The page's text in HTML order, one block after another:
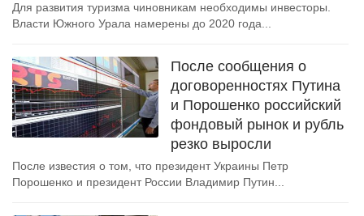
Для развития туризма чиновникам необходимы инвесторы.
Власти Южного Урала намерены до 2020 года...
После сообщения о
договоренностях Путина
и Порошенко российский
фондовый рынок и рубль
резко выросли
После известия о том, что президент Украины Петр
Порошенко и президент России Владимир Путин...